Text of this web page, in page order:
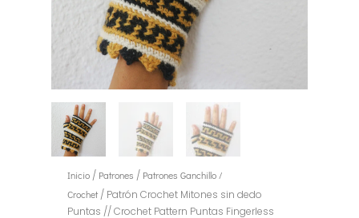
Inicio / Patrones / Patrones Ganchillo /
Crochet / Patrón Crochet Mitones sin dedo
Puntas // Crochet Pattern Puntas Fingerless